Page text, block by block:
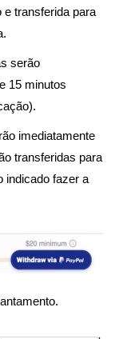
e transferida para
serão
15 minutos
imediatamente
transferidas para
indicado fazer a